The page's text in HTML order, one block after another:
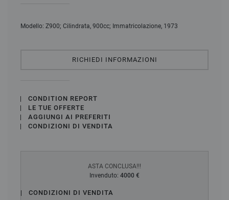
Modello: Z900; Cilindrata, 900cc; Immatricolazione, 1973
RICHIEDI INFORMAZIONI
CONDITION REPORT
LE TUE OFFERTE
AGGIUNGI AI PREFERITI
CONDIZIONI DI VENDITA
ASTA CONCLUSA!!!
Invenduto: 4000 €
CONDIZIONI DI VENDITA